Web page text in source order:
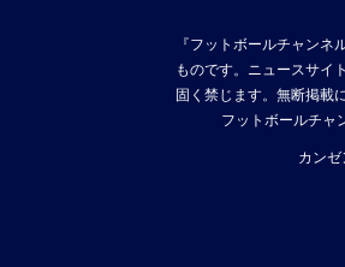
『フットボールチャン
ものです。ニュースサイ
固く禁じます。無断掲載
フットボールチャ
カン